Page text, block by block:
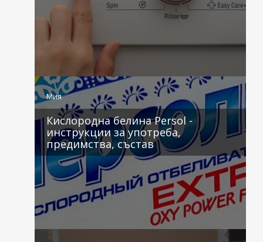
2 коментара
Мия
Кислородна белина Persol -
инструкции за употреба,
предимства, състав